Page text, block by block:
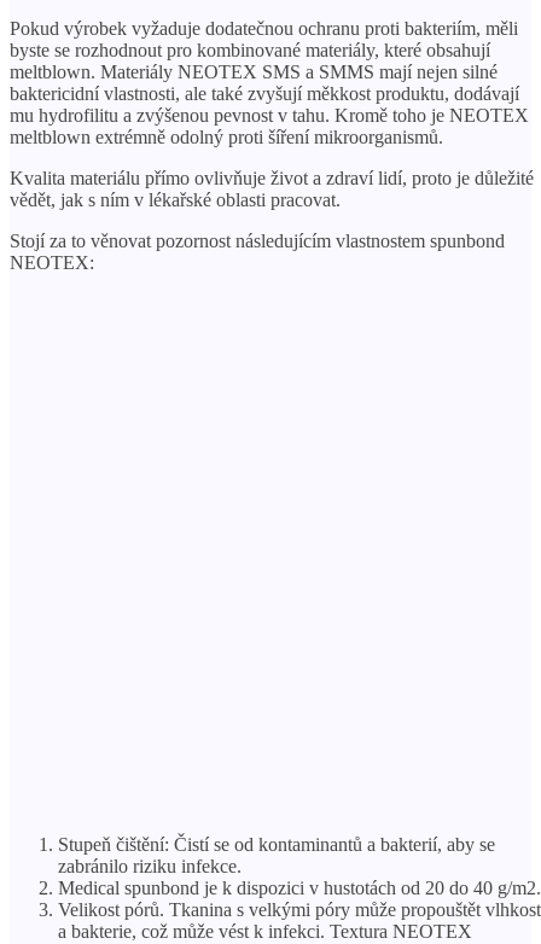
Pokud výrobek vyžaduje dodatečnou ochranu proti bakteriím, měli
byste se rozhodnout pro kombinované materiály, které obsahují
meltblown. Materiály NEOTEX SMS a SMMS mají nejen silné
baktericidní vlastnosti, ale také zvyšují měkkost produktu, dodávají
mu hydrofilitu a zvýšenou pevnost v tahu. Kromě toho je NEOTEX
meltblown extrémně odolný proti šíření mikroorganismů.
Kvalita materiálu přímo ovlivňuje život a zdraví lidí, proto je důležité
vědět, jak s ním v lékařské oblasti pracovat.
Stojí za to věnovat pozornost následujícím vlastnostem spunbond
NEOTEX:
Stupeň čištění: Čistí se od kontaminantů a bakterií, aby se
zabránilo riziku infekce.
Medical spunbond je k dispozici v hustotách od 20 do 40 g/m2.
Velikost pórů. Tkanina s velkými póry může propouštět vlhkost
a bakterie, což může vést k infekci. Textura NEOTEX